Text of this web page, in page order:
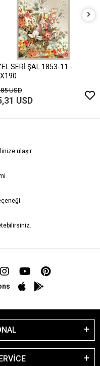
SERİ ŞAL 1853-11 -
USD
USD
ulaşır.